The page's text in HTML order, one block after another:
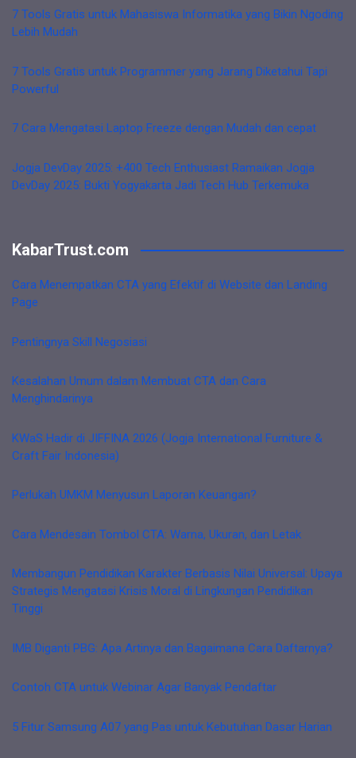
7 Tools Gratis untuk Mahasiswa Informatika yang Bikin Ngoding
Lebih Mudah
7 Tools Gratis untuk Programmer yang Jarang Diketahui Tapi
Powerful
7 Cara Mengatasi Laptop Freeze dengan Mudah dan cepat
Jogja DevDay 2025: +400 Tech Enthusiast Ramaikan Jogja
DevDay 2025: Bukti Yogyakarta Jadi Tech Hub Terkemuka
KabarTrust.com
Cara Menempatkan CTA yang Efektif di Website dan Landing
Page
Pentingnya Skill Negosiasi
Kesalahan Umum dalam Membuat CTA dan Cara
Menghindarinya
KWaS Hadir di JIFFINA 2026 (Jogja International Furniture &
Craft Fair Indonesia)
Perlukah UMKM Menyusun Laporan Keuangan?
Cara Mendesain Tombol CTA: Warna, Ukuran, dan Letak
Membangun Pendidikan Karakter Berbasis Nilai Universal: Upaya
Strategis Mengatasi Krisis Moral di Lingkungan Pendidikan
Tinggi
IMB Diganti PBG: Apa Artinya dan Bagaimana Cara Daftarnya?
Contoh CTA untuk Webinar Agar Banyak Pendaftar
5 Fitur Samsung A07 yang Pas untuk Kebutuhan Dasar Harian